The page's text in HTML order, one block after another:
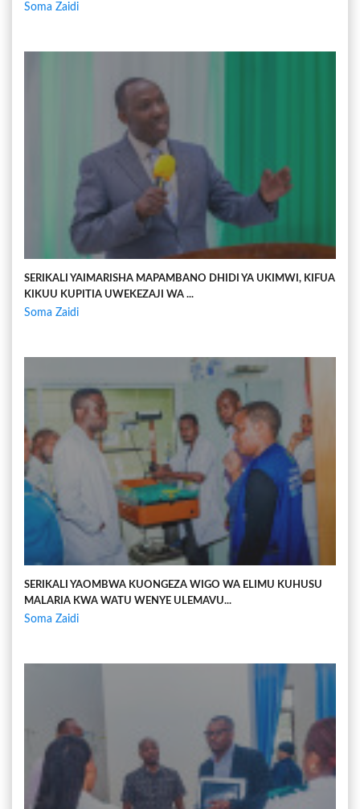
Soma Zaidi
SERIKALI YAIMARISHA MAPAMBANO DHIDI YA UKIMWI, KIFUA
KIKUU KUPITIA UWEKEZAJI WA ...
Soma Zaidi
SERIKALI YAOMBWA KUONGEZA WIGO WA ELIMU KUHUSU
MALARIA KWA WATU WENYE ULEMAVU...
Soma Zaidi